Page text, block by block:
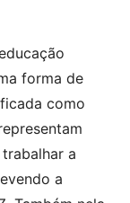
forma de
como
a
a